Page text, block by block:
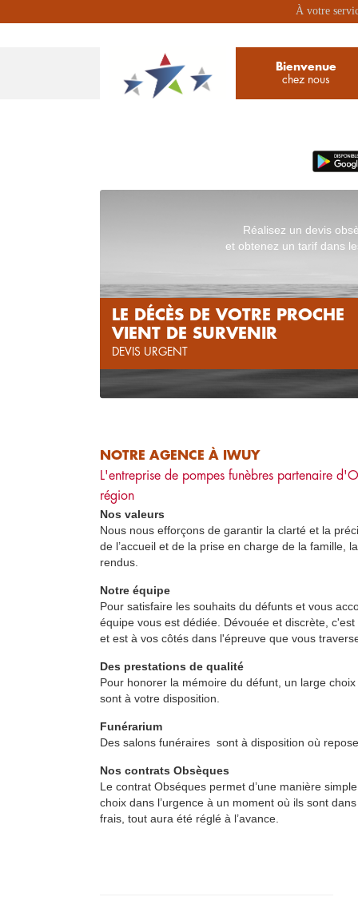
À votre
Bienvenue
chez nous
Réalisez un devis
et obtenez un tarif dans
LE DÉCÈS DE VOTRE PROCHE
VIENT DE SURVENIR
DEVIS URGENT
NOTRE AGENCE À IWUY
L'entreprise de pompes funèbres partenaire d'
région
Nos valeurs
Nous nous efforçons de garantir la clarté et la
de l’accueil et de la prise en charge de la famille,
rendus.
Notre équipe
Pour satisfaire les souhaits du défunts et vous
équipe vous est dédiée. Dévouée et discrète,
et est à vos côtés dans l'épreuve que vous
Des prestations de qualité
Pour honorer la mémoire du défunt, un large
sont à votre disposition.
Funérarium
Des salons funéraires sont à disposition où
Nos contrats Obsèques
Le contrat Obséques permet d’une manière
choix dans l’urgence à un moment où ils sont
frais, tout aura été réglé à l’avance.